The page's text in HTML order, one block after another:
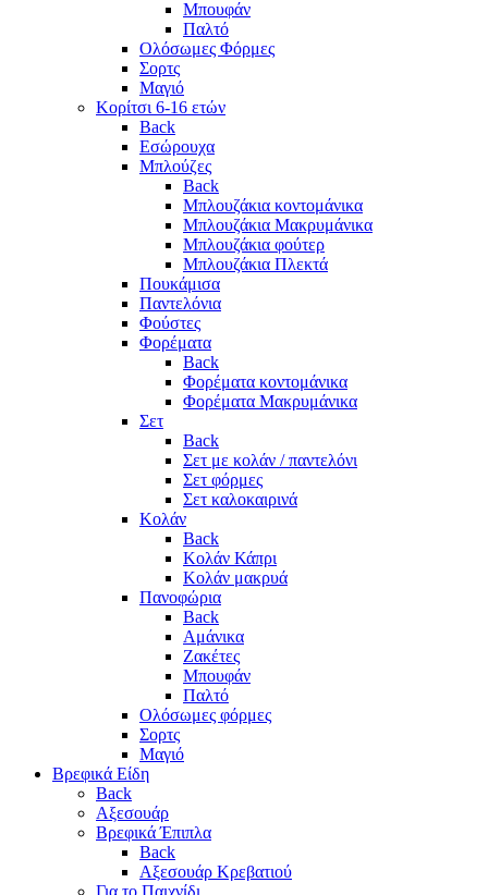
Μπουφάν
Παλτό
Ολόσωμες Φόρμες
Σορτς
Μαγιό
Κορίτσι 6-16 ετών
Back
Εσώρουχα
Μπλούζες
Back
Μπλουζάκια κοντομάνικα
Μπλουζάκια Μακρυμάνικα
Μπλουζάκια φούτερ
Μπλουζάκια Πλεκτά
Πουκάμισα
Παντελόνια
Φούστες
Φορέματα
Back
Φορέματα κοντομάνικα
Φορέματα Μακρυμάνικα
Σετ
Back
Σετ με κολάν / παντελόνι
Σετ φόρμες
Σετ καλοκαιρινά
Κολάν
Back
Κολάν Κάπρι
Κολάν μακρυά
Πανοφώρια
Back
Αμάνικα
Ζακέτες
Μπουφάν
Παλτό
Ολόσωμες φόρμες
Σορτς
Μαγιό
Βρεφικά Είδη
Back
Αξεσουάρ
Βρεφικά Έπιπλα
Back
Αξεσουάρ Κρεβατιού
Για το Παιχνίδι